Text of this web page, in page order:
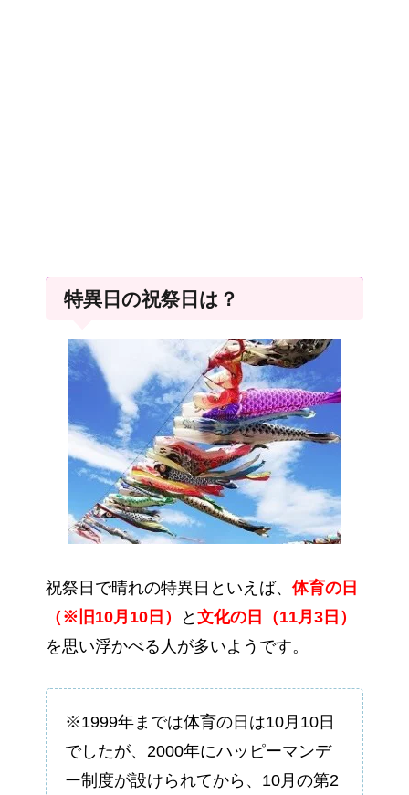
特異日の祝祭日は？
祝祭日で晴れの特異日といえば、 体育の日
（※旧10月10日）
と 文化の日（11月3日）
を思い浮かべる人が多いようです。
※1999年までは体育の日は10月10日
でしたが、2000年にハッピーマンデ
ー制度が設けられてから、10月の第2